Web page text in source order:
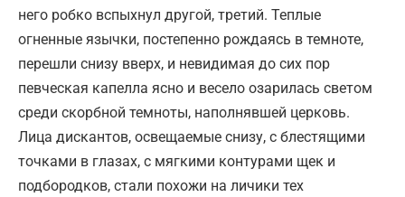
него робко вспыхнул другой, третий. Теплые
огненные язычки, постепенно рождаясь в темноте,
перешли снизу вверх, и невидимая до сих пор
певческая капелла ясно и весело озарилась светом
среди скорбной темноты, наполнявшей церковь.
Лица дискантов, освещаемые снизу, с блестящими
точками в глазах, с мягкими контурами щек и
подбородков, стали похожи на личики тех